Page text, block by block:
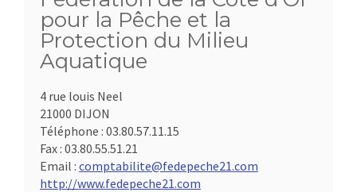
pour la Pêche et la
Protection du Milieu
Aquatique
4 rue louis Neel
21000 DIJON
Téléphone : 03.80.57.11.15
Fax : 03.80.55.51.21
Email : comptabilite@fedepeche21.com
http://www.fedepeche21.com